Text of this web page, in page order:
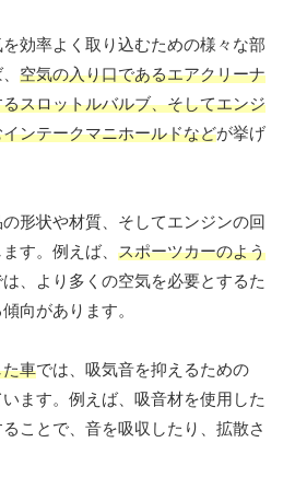
効率よく取り込むための様々な部
空気の入り口であるエアクリーナ
スロットルバルブ、そしてエンジ
ンテークマニホールドなどが挙げ
形状や材質、そしてエンジンの回
す。例えば、 スポーツカーのよう
は、より多くの空気を必要とするた
向があります。
車では、吸気音を抑えるための
ます。例えば、吸音材を使用した
ことで、音を吸収したり、拡散さ